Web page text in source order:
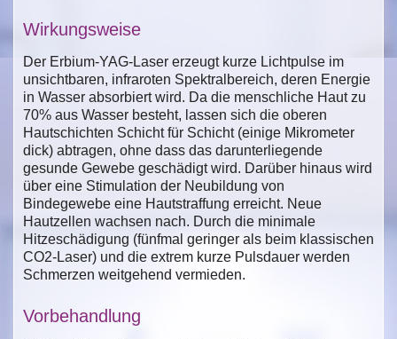
Wirkungsweise
Der Erbium-YAG-Laser erzeugt kurze Lichtpulse im
unsichtbaren, infraroten Spektralbereich, deren Energie
in Wasser absorbiert wird. Da die menschliche Haut zu
70% aus Wasser besteht, lassen sich die oberen
Hautschichten Schicht für Schicht (einige Mikrometer
dick) abtragen, ohne dass das darunterliegende
gesunde Gewebe geschädigt wird. Darüber hinaus wird
über eine Stimulation der Neubildung von
Bindegewebe eine Hautstraffung erreicht. Neue
Hautzellen wachsen nach. Durch die minimale
Hitzeschädigung (fünfmal geringer als beim klassischen
CO2-Laser) und die extrem kurze Pulsdauer werden
Schmerzen weitgehend vermieden.
Vorbehandlung